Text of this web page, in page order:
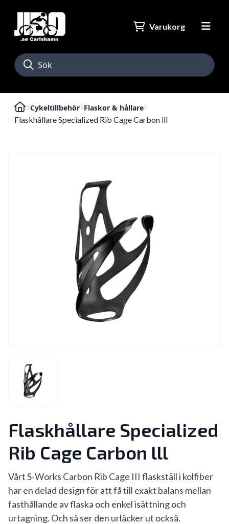
Varukorg
Cykeltillbehör Flaskor & hållare
Flaskhållare Specialized Rib Cage Carbon lll
Flaskhållare Specialized
Rib Cage Carbon lll
Vårt S-Works Carbon Rib Cage III flaskställ i kolfiber
har en delad design för att få till exakt balans mellan
fasthållande av flaska och enkel isättning och
urtagning. Och så ser den urläcker ut också.